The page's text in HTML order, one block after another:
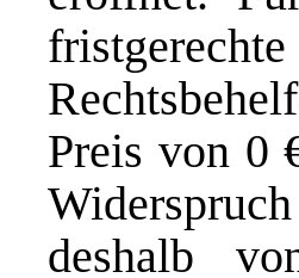
Preis von 0
deshalb